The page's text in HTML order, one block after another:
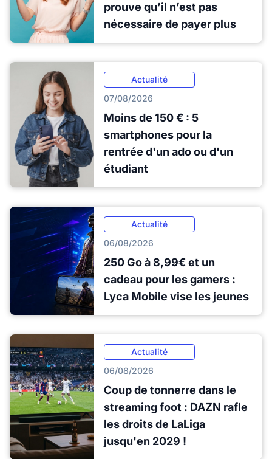
prouve qu’il n’est pas
nécessaire de payer plus
Actualité
07/08/2026
Moins de 150 € : 5
smartphones pour la
rentrée d'un ado ou d'un
étudiant
Actualité
06/08/2026
250 Go à 8,99€ et un
cadeau pour les gamers :
Lyca Mobile vise les jeunes
Actualité
06/08/2026
Coup de tonnerre dans le
streaming foot : DAZN rafle
les droits de LaLiga
jusqu'en 2029 !